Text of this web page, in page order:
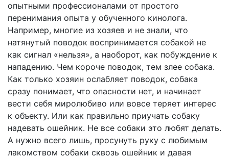
опытными профессионалами от простого
перенимания опыта у обученного кинолога.
Например, многие из хозяев и не знали, что
натянутый поводок воспринимается собакой не
как сигнал «нельзя», а наоборот, как побуждение к
нападению. Чем короче поводок, тем злее собака.
Как только хозяин ослабляет поводок, собака
сразу понимает, что опасности нет, и начинает
вести себя миролюбиво или вовсе теряет интерес
к объекту. Или как правильно приучать собаку
надевать ошейник. Не все собаки это любят делать.
А нужно всего лишь, просунуть руку с любимым
лакомством собаки сквозь ошейник и давая